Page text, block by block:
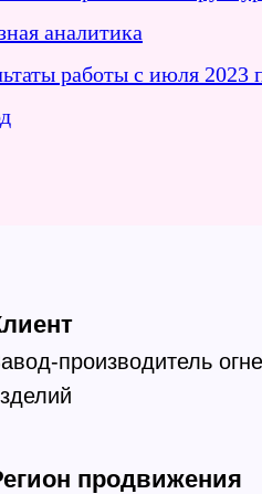
аналитика
работы с июля 2023
производитель
продвижения